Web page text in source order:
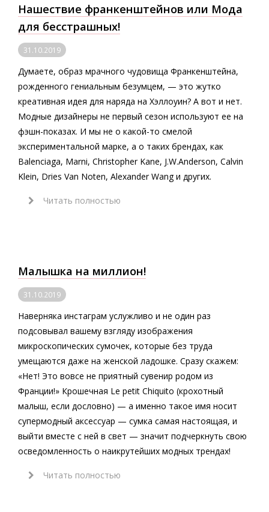
Нашествие франкенштейнов или Мода
для бесстрашных!
31.10.2019
Думаете, образ мрачного чудовища Франкенштейна,
рожденного гениальным безумцем, — это жутко
креативная идея для наряда на Хэллоуин? А вот и нет.
Модные дизайнеры не первый сезон используют ее на
фэшн-показах. И мы не о какой-то смелой
экспериментальной марке, а о таких брендах, как
Вalenciaga, Marni, Christopher Kane, J.W.Anderson, Calvin
Klein, Dries Van Noten, Alexander Wang и других.
Читать полностью
Малышка на миллион!
31.10.2019
Наверняка инстаграм услужливо и не один раз
подсовывал вашему взгляду изображения
микроскопических сумочек, которые без труда
умещаются даже на женской ладошке. Сразу скажем:
«Нет! Это вовсе не приятный сувенир родом из
Франции!» Крошечная Le petit Chiquito (крохотный
малыш, если дословно) — а именно такое имя носит
супермодный аксессуар — сумка самая настоящая, и
выйти вместе с ней в свет — значит подчеркнуть свою
осведомленность о наикрутейших модных трендах!
Читать полностью